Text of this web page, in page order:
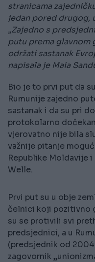
stranicama
jedan pored drugog,
„Zajedno s
putu prema glavnom
održati sastanak
napisala je Maia
Bio je to prvi put da
Rumunije zajedno
sastanak i da su pri
protokolarno
vjerovatno nije bila
važnije pitanje
Republike Moldavije
Welle.
Prvi put su u obje
čelnici koji pozitivno
su se protivili svi
predsjednici, a u
(predsjednik od
zagovornik